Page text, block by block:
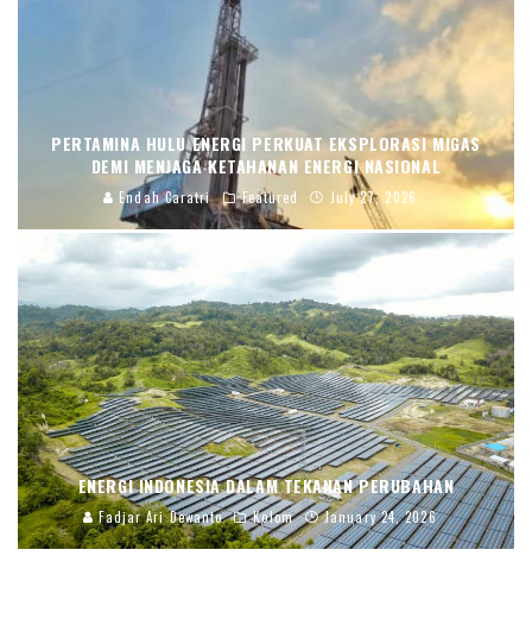
PERTAMINA HULU ENERGI PERKUAT EKSPLORASI MIGAS
DEMI MENJAGA KETAHANAN ENERGI NASIONAL
Endah Caratri Featured July 27, 2026
ENERGI INDONESIA DALAM TEKANAN PERUBAHAN
Fadjar Ari Dewanto Kolom January 24, 2026